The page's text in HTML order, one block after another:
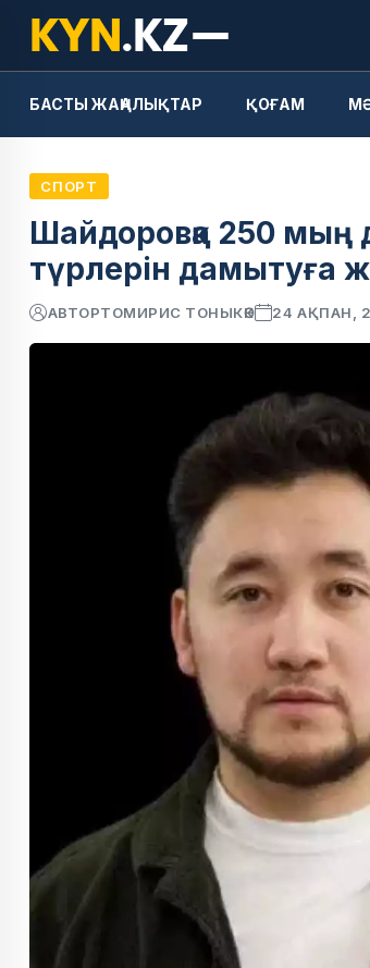
БАСТЫ ЖАҢАЛЫҚТАР ҚОҒАМ
СПОРТ
Шайдоровқа 250 мың
түрлерін дамытуға
АВТОРТОМИРИС ТОНЫКӨК 24 АҚПАН,